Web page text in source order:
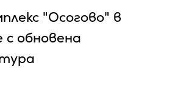
"Осогово" в
обновена